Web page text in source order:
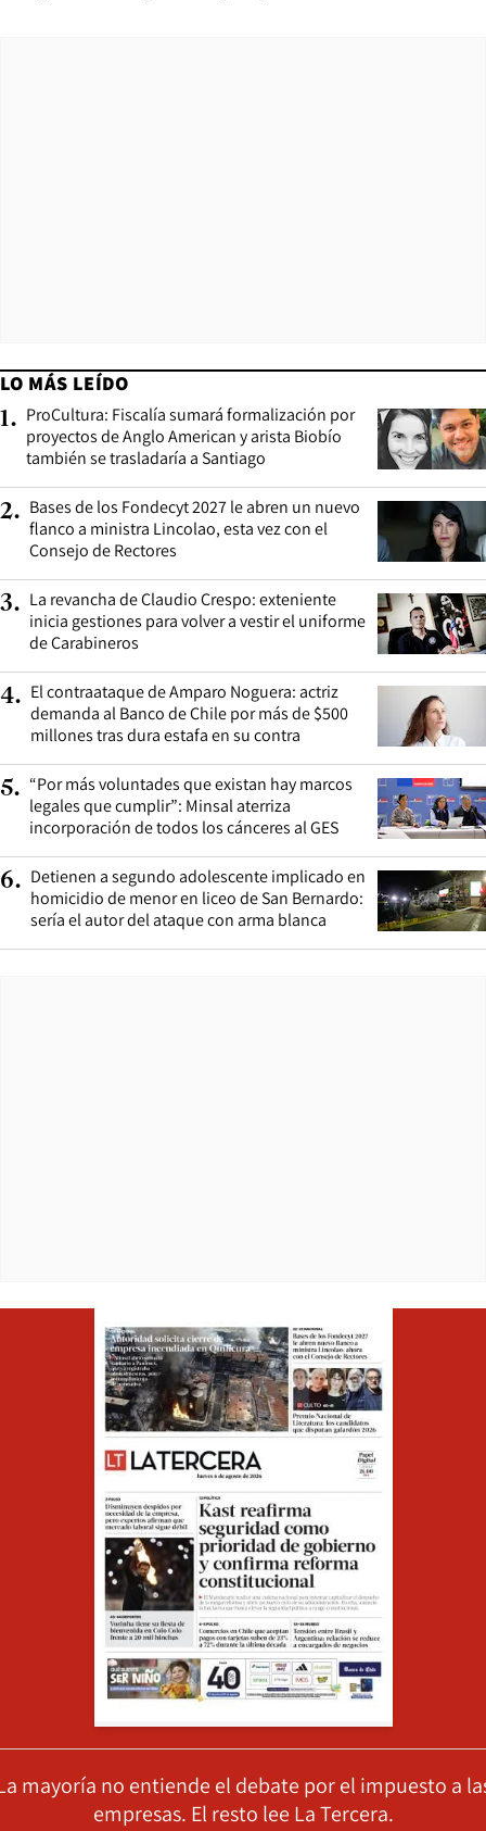
LO MÁS LEÍDO
1. ProCultura: Fiscalía sumará formalización por
proyectos de Anglo American y arista Biobío
también se trasladaría a Santiago
2. Bases de los Fondecyt 2027 le abren un nuevo
flanco a ministra Lincolao, esta vez con el
Consejo de Rectores
3. La revancha de Claudio Crespo: exteniente
inicia gestiones para volver a vestir el uniforme
de Carabineros
4. El contraataque de Amparo Noguera: actriz
demanda al Banco de Chile por más de $500
millones tras dura estafa en su contra
5. “Por más voluntades que existan hay marcos
legales que cumplir”: Minsal aterriza
incorporación de todos los cánceres al GES
6. Detienen a segundo adolescente implicado en
homicidio de menor en liceo de San Bernardo:
sería el autor del ataque con arma blanca
mayoría no entiende el debate por el impuesto a
empresas. El resto lee La Tercera.